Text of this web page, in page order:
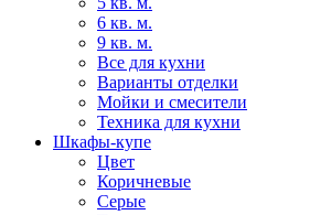
6 кв. м.
9 кв. м.
Все для кухни
Варианты отделки
Мойки и смесители
Техника для кухни
Шкафы-купе
Цвет
Коричневые
Серые